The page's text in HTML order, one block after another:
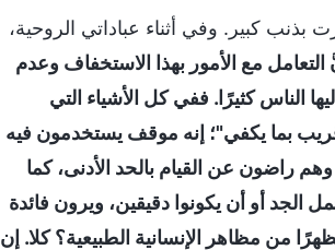
كبير. وفي أثناء عباداتي الروحية،
التعامل مع الأمور بهذا الاستخفاف وعدم
الناس كثيرًا. ففي كل الأشياء التي
قريب بما يكفي"؛ إنه موقف يستخدمون فيه
راضون عن القيام بالحد الأدنى، كما
الجد أو أن يكونوا دقيقين، ويرون فائدة
من مظاهر الإنسانية الطبيعية؟ كلا. إن